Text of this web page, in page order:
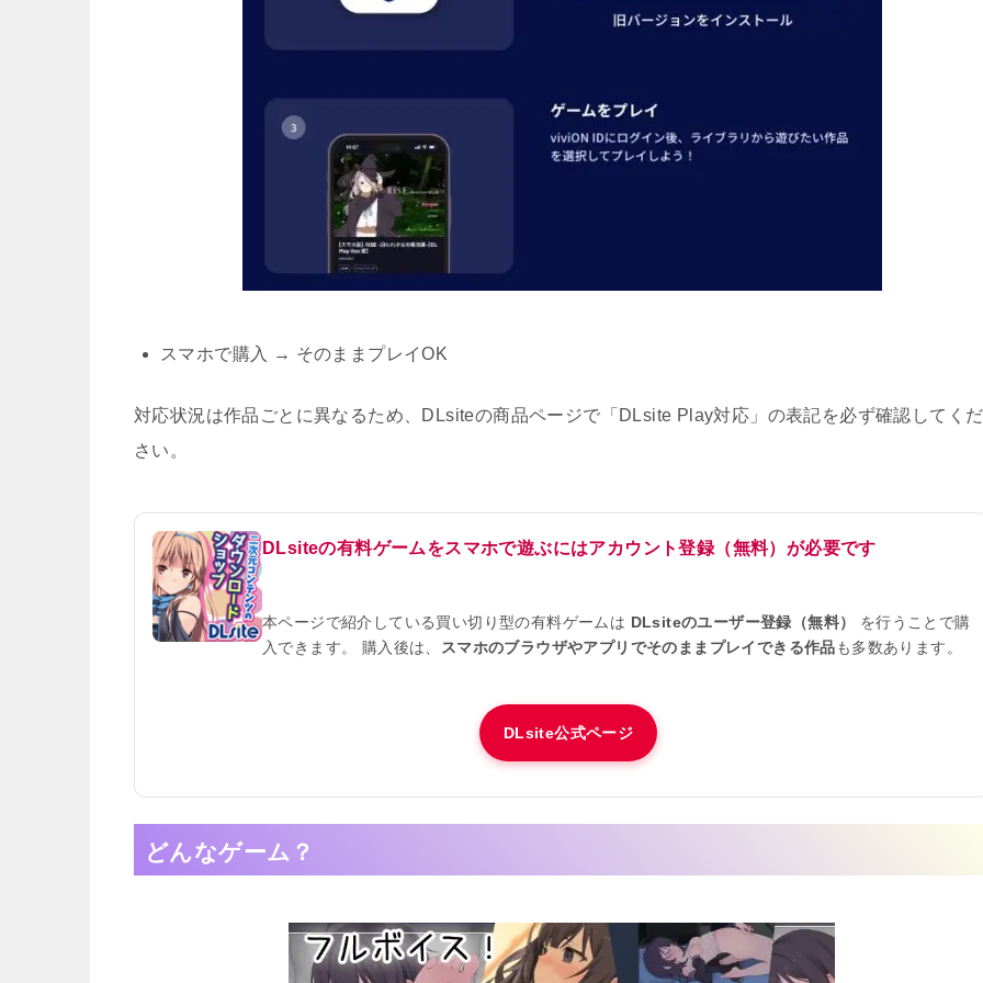
スマホで購入 → そのままプレイOK
対応状況は作品ごとに異なるため、DLsiteの商品ページで「DLsite Play対応」の表記を必ず確認してくだ
さい。
DLsiteの有料ゲームをスマホで遊ぶにはアカウント登録（無料）が必要です
本ページで紹介している買い切り型の有料ゲームは DLsiteのユーザー登録（無料）
を行うことで購
入できます。 購入後は、
スマホのブラウザやアプリでそのままプレイできる作品も多数あります。
DLsite公式ページ
どんなゲーム？